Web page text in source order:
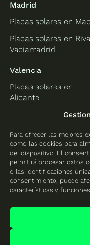
Para ofrecer las mejores
como las cookies para
del dispositivo. El
permitirá procesar datos
o las identificaciones
consentimiento, puede
características y
Madrid
Placas solares en
Placas solares en
Vaciamadrid
Valencia
Placas solares en
Alicante
Placas solares en
Placas solares en
Valencia
Mapa del sitio